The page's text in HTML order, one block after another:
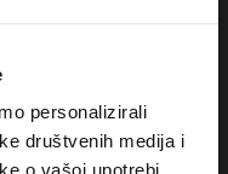
personalizirali
društvenih medija i